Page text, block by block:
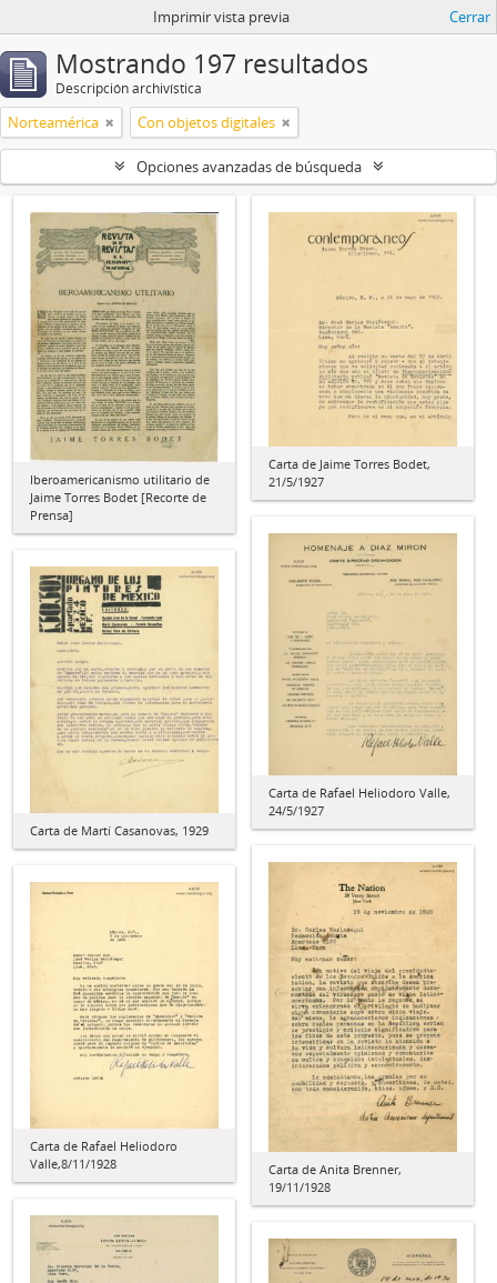
Imprimir vista previa Cerrar
Mostrando 197 resultados
Descripción archivística
Norteamérica Con objetos digitales
Opciones avanzadas de búsqueda
Iberoamericanismo utilitario de
Jaime Torres Bodet [Recorte de
Prensa]
Carta de Jaime Torres Bodet,
21/5/1927
Carta de Rafael Heliodoro Valle,
24/5/1927
Carta de Martí Casanovas, 1929
Carta de Anita Brenner,
19/11/1928
Carta de Rafael Heliodoro
Valle,8/11/1928